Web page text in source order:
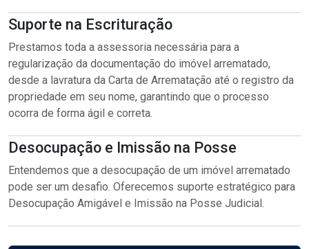
Suporte na Escrituração
Prestamos toda a assessoria necessária para a
regularização da documentação do imóvel arrematado,
desde a lavratura da Carta de Arrematação até o registro da
propriedade em seu nome, garantindo que o processo
ocorra de forma ágil e correta.
Desocupação e Imissão na Posse
Entendemos que a desocupação de um imóvel arrematado
pode ser um desafio. Oferecemos suporte estratégico para
Desocupação Amigável e Imissão na Posse Judicial.